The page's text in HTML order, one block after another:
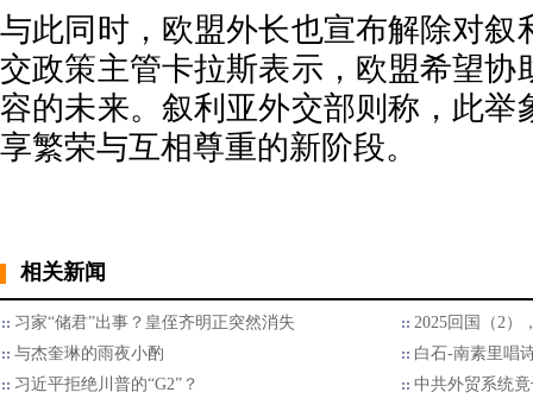
与此同时，欧盟外长也宣布解除对叙
交政策主管卡拉斯表示，欧盟希望协
容的未来。叙利亚外交部则称，此举
享繁荣与互相尊重的新阶段。
相关新闻
习家“储君”出事？皇侄齐明正突然消失
2025回国（2）
与杰奎琳的雨夜小酌
白石-南素里唱
习近平拒绝川普的“G2”？
中共外贸系统